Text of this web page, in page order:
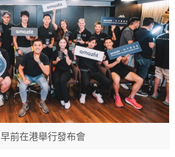
早前在港舉行發布會